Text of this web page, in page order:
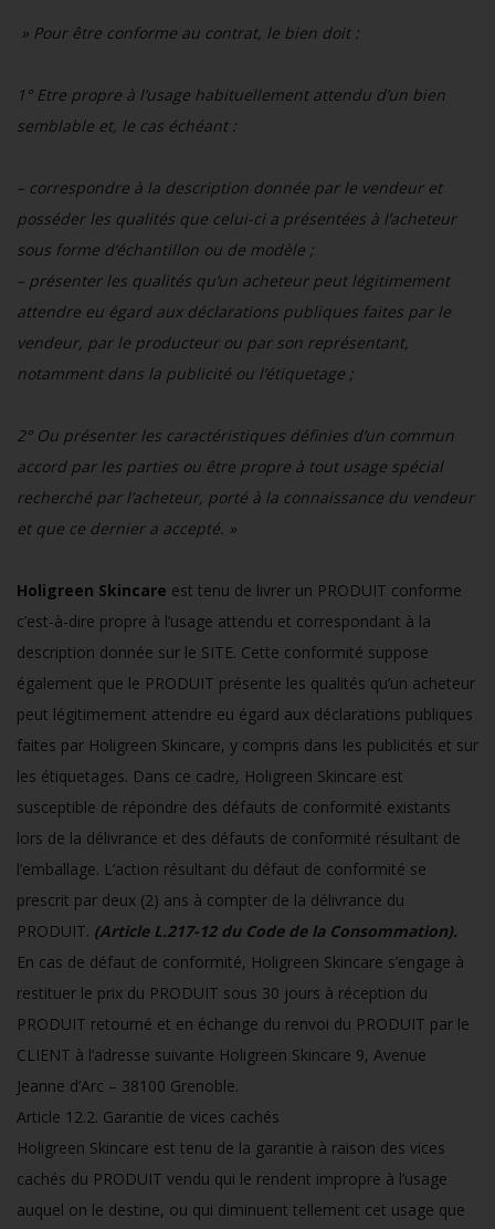
» Pour être conforme au contrat, le bien doit :
1° Etre propre à l’usage habituellement attendu d’un bien
semblable et, le cas échéant :
– correspondre à la description donnée par le vendeur et
posséder les qualités que celui-ci a présentées à l’acheteur
sous forme d’échantillon ou de modèle ;
– présenter les qualités qu’un acheteur peut légitimement
attendre eu égard aux déclarations publiques faites par le
vendeur, par le producteur ou par son représentant,
notamment dans la publicité ou l’étiquetage ;
2° Ou présenter les caractéristiques définies d’un commun
accord par les parties ou être propre à tout usage spécial
recherché par l’acheteur, porté à la connaissance du vendeur
et que ce dernier a accepté. »
Holigreen Skincare est tenu de livrer un PRODUIT conforme
c’est-à-dire propre à l’usage attendu et correspondant à la
description donnée sur le SITE. Cette conformité suppose
également que le PRODUIT présente les qualités qu’un acheteur
peut légitimement attendre eu égard aux déclarations publiques
faites par Holigreen Skincare, y compris dans les publicités et sur
les étiquetages. Dans ce cadre, Holigreen Skincare est
susceptible de répondre des défauts de conformité existants
lors de la délivrance et des défauts de conformité résultant de
l’emballage. L’action résultant du défaut de conformité se
prescrit par deux (2) ans à compter de la délivrance du
PRODUIT. (Article L.217-12 du Code de la Consommation).
En cas de défaut de conformité, Holigreen Skincare s’engage à
restituer le prix du PRODUIT sous 30 jours à réception du
PRODUIT retourné et en échange du renvoi du PRODUIT par le
CLIENT à l’adresse suivante Holigreen Skincare 9, Avenue
Jeanne d’Arc – 38100 Grenoble.
Article 12.2. Garantie de vices cachés
Holigreen Skincare est tenu de la garantie à raison des vices
cachés du PRODUIT vendu qui le rendent impropre à l’usage
auquel on le destine, ou qui diminuent tellement cet usage que